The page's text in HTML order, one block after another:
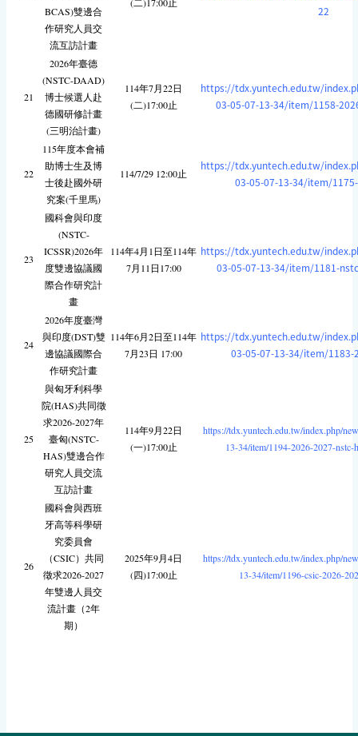
BCAS)雙邊合
作研究人員交
流互訪計畫
(二)17:00止
22
21
2026年臺德
(NSTC-DAAD)
博士候選人赴
德國研修計畫
(三明治計畫)
114年7月22日
(二)17:00止
https://tdx.yuntech.edu.tw/
03-05-07-13-34/item/1158-
22
115年度本會補
助博士生及博
士後赴國外研
究案(千里馬)
114/7/29 12:00止
https://tdx.yuntech.edu.tw/
03-05-07-13-34/item/
23
國科會與印度
(NSTC-
ICSSR)2026年
度雙邊協議國
際合作研究計
畫
114年4月1日至114年
7月11日17:00
https://tdx.yuntech.edu.tw/
03-05-07-13-34/item/1181-
24
2026年度臺灣
與印度(DST)雙
邊協議國際合
作研究計畫
114年6月2日至114年
7月23日 17:00
https://tdx.yuntech.edu.tw/
03-05-07-13-34/item/1183-
25
與匈牙利科學
院(HAS)共同徵
求2026-2027年
臺匈(NSTC-
HAS)雙邊合作
研究人員交流
互訪計畫
114年9月22日
(一)17:00止
https://tdx.yuntech.edu.tw/index.php/
13-34/item/1194-2026-2027-nstc-
26
國科會與西班
牙高等科學研
究委員會
（CSIC）共同
徵求2026-2027
年雙邊人員交
流計畫（2年
期）
2025年9月4日
(四)17:00止
https://tdx.yuntech.edu.tw/index.php/
13-34/item/1196-csic-2026-